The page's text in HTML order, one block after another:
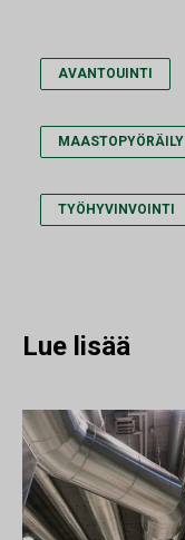
AVANTOUINTI
MAASTOPYÖRÄILY
TYÖHYVINVOINTI
Lue lisää